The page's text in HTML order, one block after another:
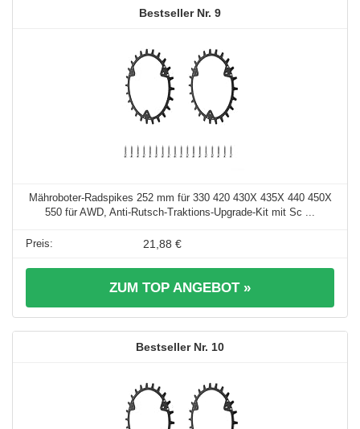
9
Mähroboter-Radspikes 252 mm für 330 420 430X 435X 440 450X
550 für AWD, Anti-Rutsch-Traktions-Upgrade-Kit mit Sc ...
21,88 €
ZUM TOP ANGEBOT »
10